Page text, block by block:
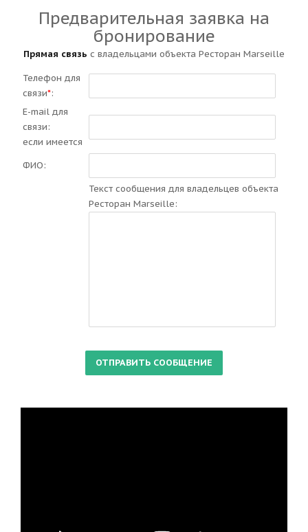
Предварительная заявка на
бронирование
Прямая связь с владельцами объекта Ресторан Marseille
Телефон для
связи*:
E-mail для
связи:
если имеется
ФИО:
Текст сообщения для владельцев объекта
Ресторан Marseille: